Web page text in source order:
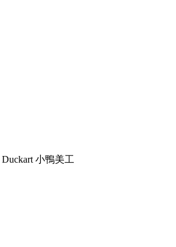
Duckart 小鴨美工